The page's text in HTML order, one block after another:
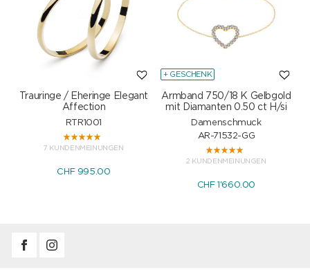
Trauringe / Eheringe Elegant
Affection
RTR1001
7 KUNDENMEINUNGEN
CHF 995.00
+ GESCHENK
Armband 750/18 K Gelbgold
mit Diamanten 0.50 ct H/si
Damenschmuck
AR-71532-GG
2 KUNDENMEINUNGEN
CHF 1'660.00